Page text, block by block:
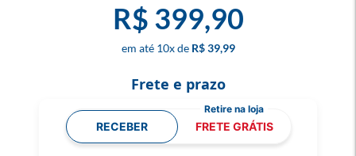
R$ 399,90
10x R$ 39,99
Frete e prazo
RECEBER FRETE GRÁTIS